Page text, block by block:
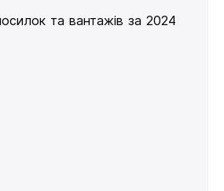
та вантажів за 2024